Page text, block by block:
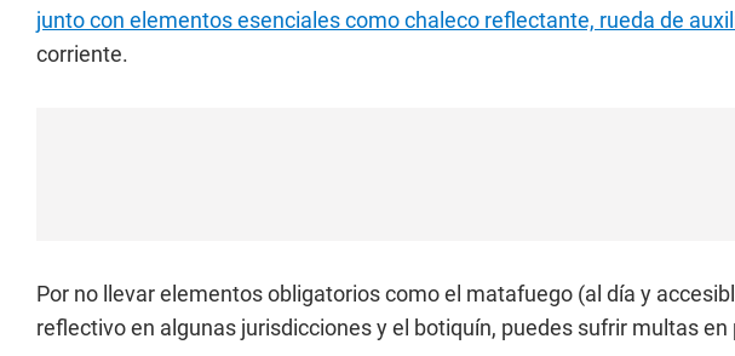
junto con elementos esenciales como chaleco reflectante, rueda de
corriente.
Por no llevar elementos obligatorios como el matafuego (al día y
reflectivo en algunas jurisdicciones y el botiquín, puedes sufrir multas en